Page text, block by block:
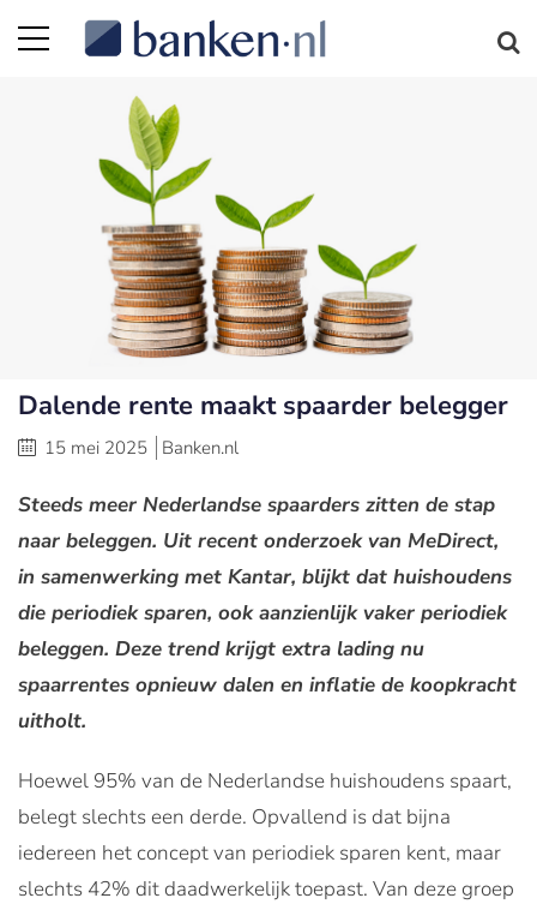
Dalende rente maakt spaarder belegger
15 mei 2025 Banken.nl
Steeds meer Nederlandse spaarders zitten de stap
naar beleggen. Uit recent onderzoek van MeDirect,
in samenwerking met Kantar, blijkt dat huishoudens
die periodiek sparen, ook aanzienlijk vaker periodiek
beleggen. Deze trend krijgt extra lading nu
spaarrentes opnieuw dalen en inflatie de koopkracht
uitholt.
Hoewel 95% van de Nederlandse huishoudens spaart,
belegt slechts een derde. Opvallend is dat bijna
iedereen het concept van periodiek sparen kent, maar
slechts 42% dit daadwerkelijk toepast. Van deze groep